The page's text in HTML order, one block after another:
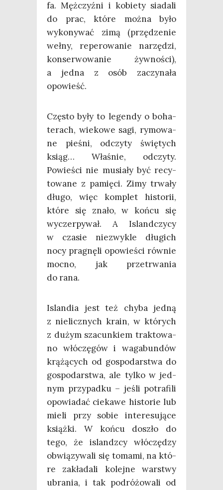
fa. Męż­czyź­ni i kobie­ty sia­da­li
do prac, któ­re moż­na było
wyko­ny­wać zimą (przę­dze­nie
weł­ny, repe­ro­wa­nie narzę­dzi,
kon­ser­wo­wa­nie żyw­no­ści),
a jed­na z osób zaczy­na­ła
opowieść.
Czę­sto były to legen­dy o boha­
te­rach, wie­ko­we sagi, rymo­wa­
ne pie­śni, odczy­ty świę­tych
ksiąg… Wła­śnie, odczy­ty.
Powie­ści nie musia­ły być recy­
to­wa­ne z pamię­ci. Zimy trwa­ły
dłu­go, więc kom­plet histo­rii,
któ­re się zna­ło, w koń­cu się
wyczer­py­wał. A Island­czy­cy
w cza­sie nie­zwy­kle dłu­gich
nocy pra­gnę­li opo­wie­ści rów­nie
moc­no, jak prze­trwa­nia
do rana.
Islan­dia jest też chy­ba jed­ną
z nie­licz­nych kra­in, w któ­rych
z dużym sza­cun­kiem trak­to­wa­
no włó­czę­gów i waga­bun­dów
krą­żą­cych od gospo­dar­stwa do
gospo­dar­stwa, ale tyl­ko w jed­
nym przy­pad­ku – jeśli potra­fi­li
opo­wia­dać cie­ka­we histo­rie lub
mie­li przy sobie inte­re­su­ją­ce
książ­ki. W koń­cu doszło do
tego, że islandz­cy włó­czę­dzy
obwią­zy­wa­li się toma­mi, na któ­
re zakła­da­li kolej­ne war­stwy
ubra­nia, i tak podró­żo­wa­li od